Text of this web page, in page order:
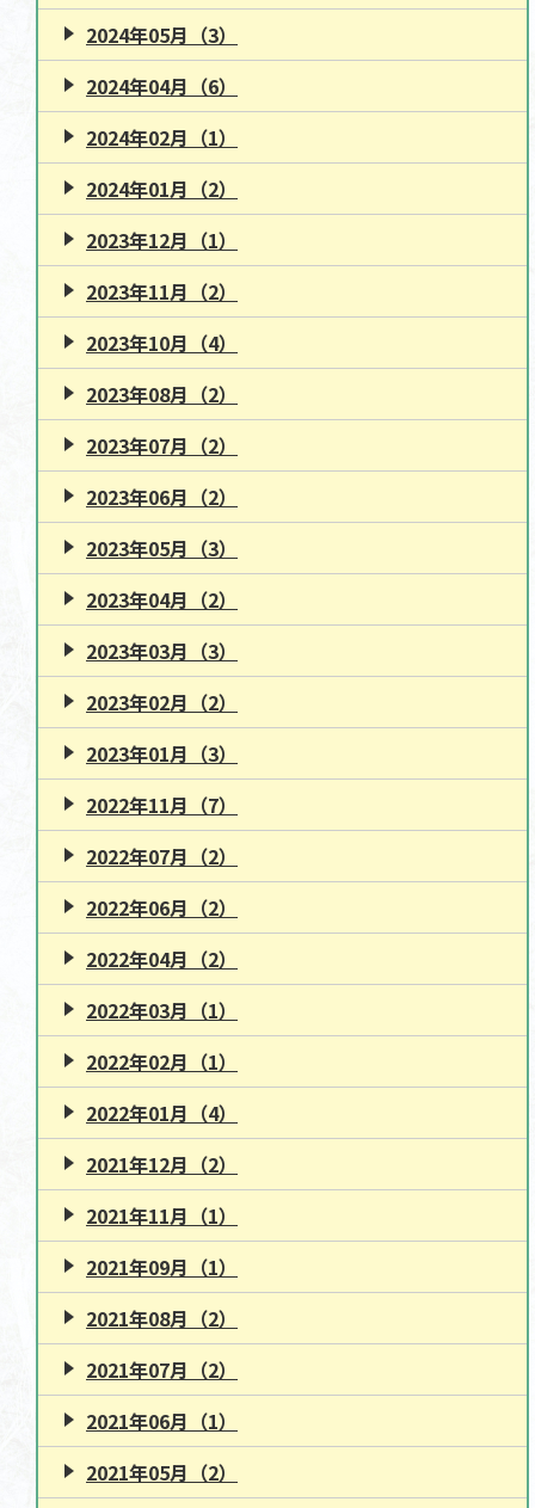
2024年05月（3）
2024年04月（6）
2024年02月（1）
2024年01月（2）
2023年12月（1）
2023年11月（2）
2023年10月（4）
2023年08月（2）
2023年07月（2）
2023年06月（2）
2023年05月（3）
2023年04月（2）
2023年03月（3）
2023年02月（2）
2023年01月（3）
2022年11月（7）
2022年07月（2）
2022年06月（2）
2022年04月（2）
2022年03月（1）
2022年02月（1）
2022年01月（4）
2021年12月（2）
2021年11月（1）
2021年09月（1）
2021年08月（2）
2021年07月（2）
2021年06月（1）
2021年05月（2）